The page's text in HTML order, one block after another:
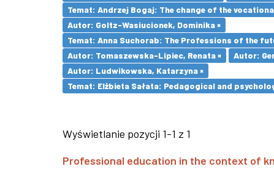
Temat: Andrzej Bogaj: The change of the
Autor: Goltz-Wasiucionek, Dominika ×
Temat: Anna Suchorab: The Professions of the
Autor: Tomaszewska-Lipiec, Renata ×
Autor:
Autor: Ludwikowska, Katarzyna ×
Temat: Elżbieta Sałata: Pedagogical and
Wyświetlanie pozycji 1-1 z 1
Professional education in the context of